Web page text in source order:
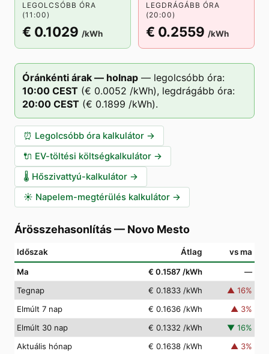
LEGOLCSÓBB ÓRA
(11:00)
€ 0.1029 /kWh
LEGDRÁGÁBB ÓRA
(20:00)
€ 0.2559 /kWh
Óránkénti árak — holnap — legolcsóbb óra:
10:00 CEST (€ 0.0052 /kWh), legdrágább óra:
20:00 CEST (€ 0.1899 /kWh).
⏰ Legolcsóbb óra kalkulátor →
🔌 EV-töltési költségkalkulátor →
🌡️ Hőszivattyú-kalkulátor →
☀️ Napelem-megtérülés kalkulátor →
Árösszehasonlítás— Novo Mesto
Időszak Átlag vs ma
Ma € 0.1587 /kWh
—
Tegnap
€ 0.1833 /kWh ▲ 16%
Elmúlt 7 nap
€ 0.1636 /kWh ▲ 3%
Elmúlt 30 nap
€ 0.1332 /kWh ▼ 16%
Aktuális hónap
€ 0.1638 /kWh ▲ 3%